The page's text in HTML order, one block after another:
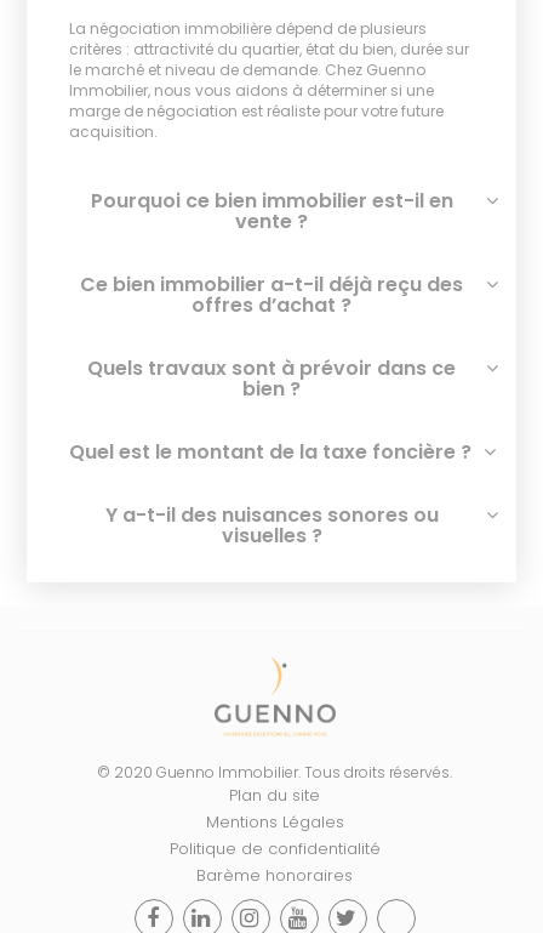
La négociation immobilière dépend de plusieurs
critères : attractivité du quartier, état du bien, durée sur
le marché et niveau de demande. Chez Guenno
Immobilier, nous vous aidons à déterminer si une
marge de négociation est réaliste pour votre future
acquisition.
Pourquoi ce bien immobilier est-il en
vente ?
Ce bien immobilier a-t-il déjà reçu des
offres d’achat ?
Quels travaux sont à prévoir dans ce
bien ?
Quel est le montant de la taxe foncière ?
Y a-t-il des nuisances sonores ou
visuelles ?
© 2020 Guenno Immobilier. Tous droits réservés.
Plan du site
Mentions Légales
Politique de confidentialité
Barème honoraires